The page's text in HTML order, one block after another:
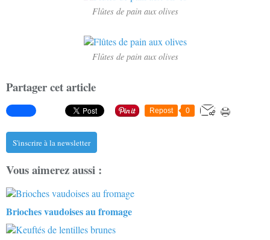
Flûtes de pain aux olives
Flûtes de pain aux olives
Partager cet article
Repost 0
S'inscrire à la newsletter
Vous aimerez aussi :
Brioches vaudoises au fromage